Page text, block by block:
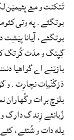
تَتکنت و مۓ پئیمێن
بوتگئے. په وتی
بوتگئے، آیانا
گِپتگ و مدَت کُرتگ
بازێنے اے گواهیا
دَزگَٹّیاِت نچارِت. و
بلۆچ برات و
زُبانئے زِندگ دارگ
یله دات و شُتئے،